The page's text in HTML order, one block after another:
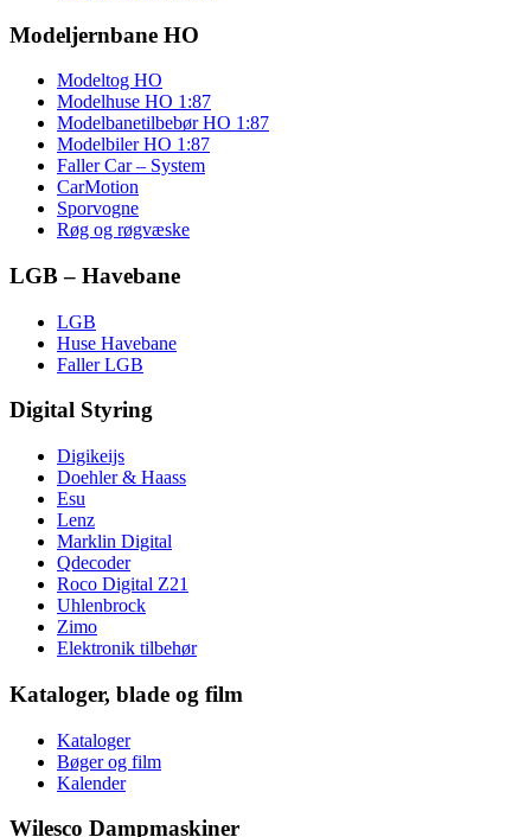
Modeljernbane HO
Modeltog HO
Modelhuse HO 1:87
Modelbanetilbebør HO 1:87
Modelbiler HO 1:87
Faller Car – System
CarMotion
Sporvogne
Røg og røgvæske
LGB – Havebane
LGB
Huse Havebane
Faller LGB
Digital Styring
Digikeijs
Doehler & Haass
Esu
Lenz
Marklin Digital
Qdecoder
Roco Digital Z21
Uhlenbrock
Zimo
Elektronik tilbehør
Kataloger, blade og film
Kataloger
Bøger og film
Kalender
Wilesco Dampmaskiner